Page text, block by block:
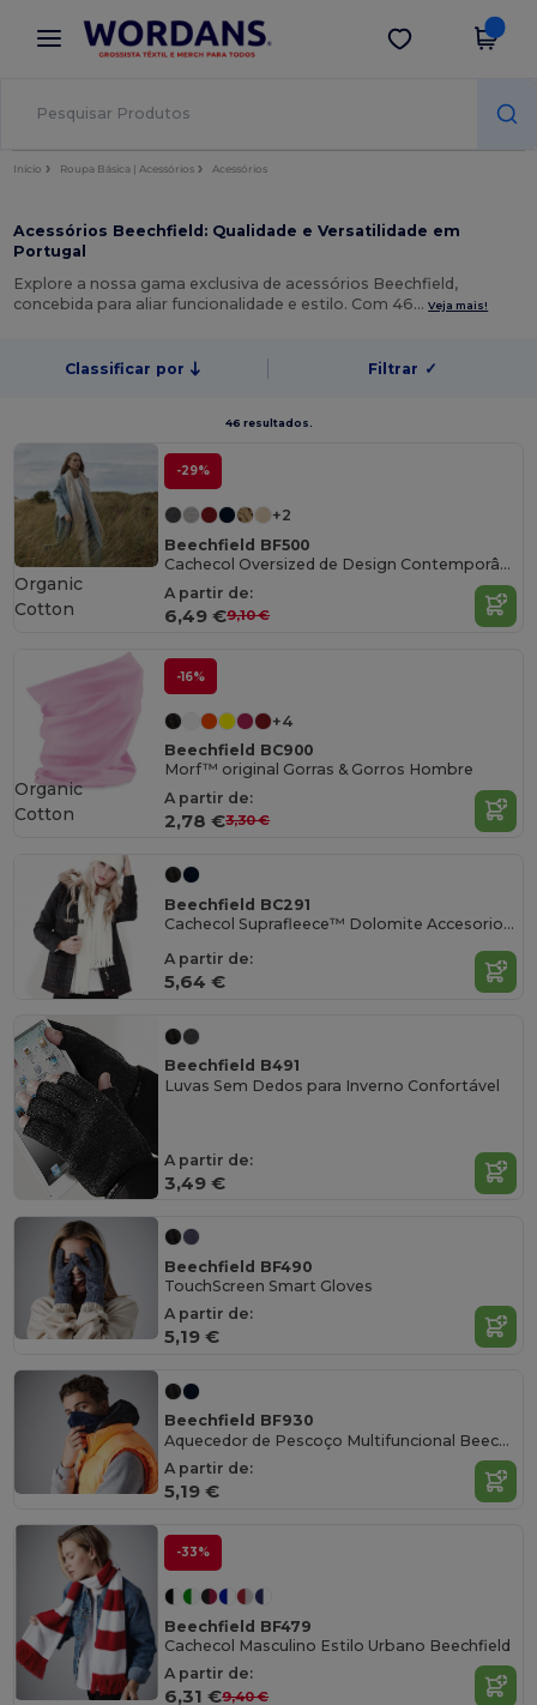
× App Wordans
Melhores preços na app!
Obter app
Início Roupa Básica | Acessórios Acessórios
Acessórios Beechfield: Qualidade e Versatilidade em
Portugal
Explore a nossa gama exclusiva de acessórios Beechfield,
concebida para aliar funcionalidade e estilo. Com 46…Veja mais!
Classificar por Filtrar ✓
46 resultados.
-29%
+2
Beechfield BF500
Cachecol Oversized de Design Contemporâneo
A partir de:
6,49 €9,10 €
Organic
Cotton
-16%
+4
Beechfield BC900
Morf™ original Gorras & Gorros Hombre
A partir de:
2,78 €3,30 €
Organic
Cotton
Beechfield BC291
Cachecol Suprafleece™ Dolomite Accesorio Bufanda
A partir de:
5,64 €
Beechfield B491
Luvas Sem Dedos para Inverno Confortável
A partir de:
3,49 €
Beechfield BF490
TouchScreen Smart Gloves
A partir de:
5,19 €
Beechfield BF930
Aquecedor de Pescoço Multifuncional Beechfield
A partir de:
5,19 €
-33%
Beechfield BF479
Cachecol Masculino Estilo Urbano Beechfield
A partir de:
6,31 €9,40 €